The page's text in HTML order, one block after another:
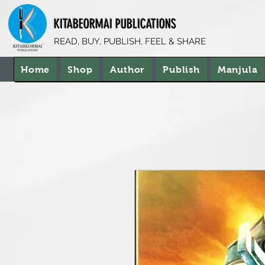
KITABEORMAI PUBLICATIONS
READ, BUY, PUBLISH, FEEL & SHARE
Home Shop Author Publish Manjula